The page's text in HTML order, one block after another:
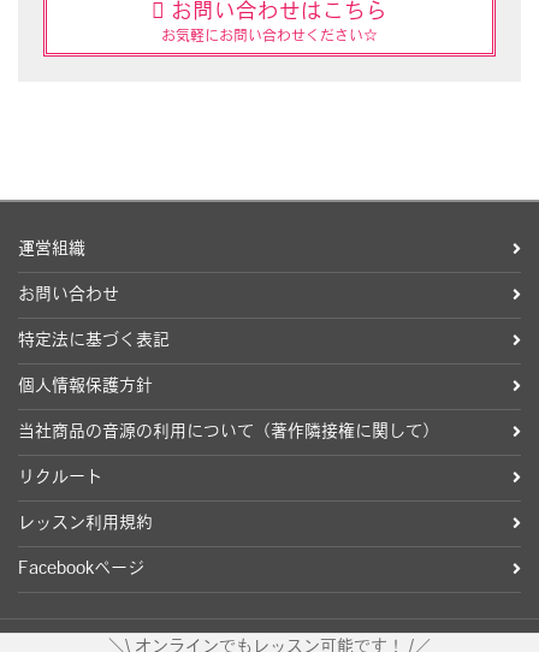
お問い合わせはこちら
お気軽にお問い合わせください☆
運営組織
お問い合わせ
特定法に基づく表記
個人情報保護方針
当社商品の音源の利用について（著作隣接権に関して）
リクルート
レッスン利用規約
Facebookページ
＼\ オンラインでもレッスン可能です！ /／